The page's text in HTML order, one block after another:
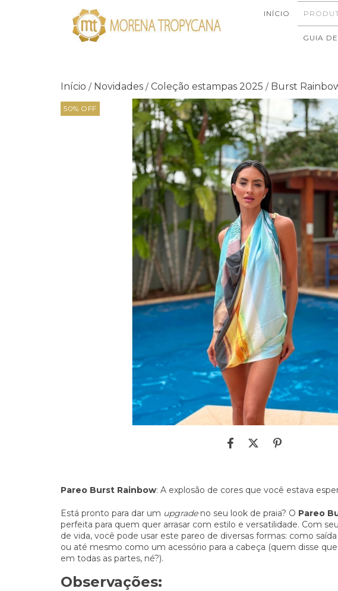
INÍCIO
GUIA
Início / Novidades / Coleção estampas 2025 / Burst
50% OFF
Pareo Burst Rainbow: A explosão de cores que você estava
Está pronto para dar um upgradeno seu look de praia? O Pareo
perfeita para quem quer arrasar com estilo e versatilidade. Com
de vida, você pode usar este pareo de diversas formas: como
ou até mesmo como um acessório para a cabeça (quem disse
em todas as partes, né?).
Observações: